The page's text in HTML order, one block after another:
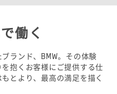
で働く
ランド、BMW。その体験
抱くお客様にご提供する仕
とより、最高の満足を描く